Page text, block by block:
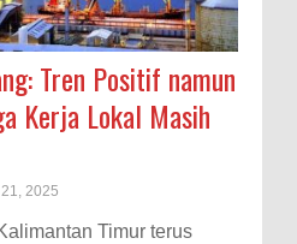
Tren Positif namun
Kerja Lokal Masih
2025
Timur terus